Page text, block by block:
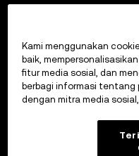
Kalkulator kripto
Lakukan Trading
Kami menggunakan
baik,
fitur media sosial, dan
berbagi informasi tentang
dengan mitra media